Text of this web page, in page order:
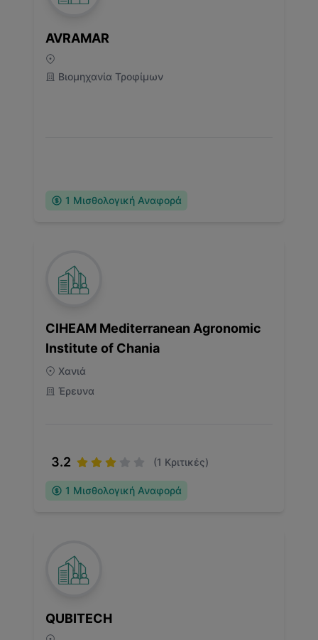
AVRAMAR
Βιομηχανία Τροφίμων
1 Μισθολογική Αναφορά
CIHEAM Mediterranean Agronomic
Institute of Chania
Χανιά
Έρευνα
3.2 (1 Κριτικές)
1 Μισθολογική Αναφορά
QUBITECH